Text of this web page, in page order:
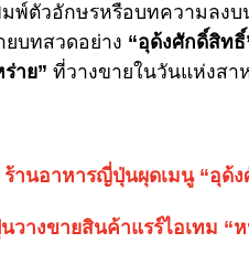
มพ์ตัวอักษรหรือบทความลง
ยบทสวดอย่าง “อุด้งศักดิ์สิทธิ์
าย” ที่วางขายในวันแห่งสา
านอาหารญี่ปุ่นผุดเมนู “อุด้
วางขายสินค้าแรร์ไอเทม